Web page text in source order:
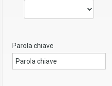
Parola chiave